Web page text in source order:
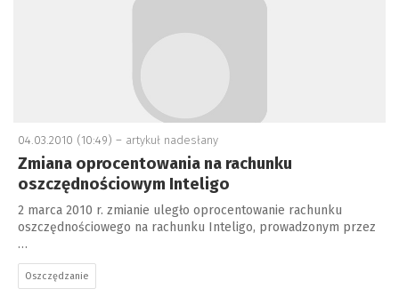
04.03.2010 (10:49) – artykuł nadesłany
Zmiana oprocentowania na rachunku
oszczędnościowym Inteligo
2 marca 2010 r. zmianie uległo oprocentowanie rachunku
oszczędnościowego na rachunku Inteligo, prowadzonym przez
…
Oszczędzanie